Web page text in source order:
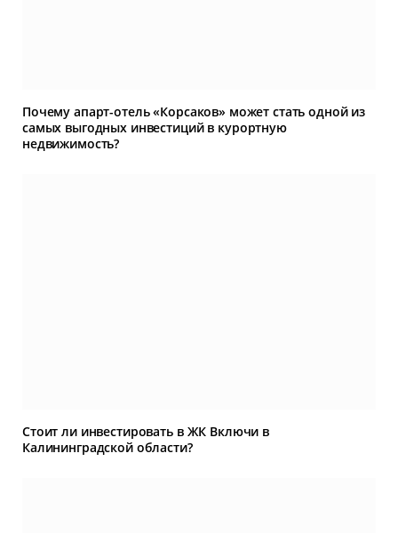
Почему апарт-отель «Корсаков» может стать одной из
самых выгодных инвестиций в курортную
недвижимость?
Стоит ли инвестировать в ЖК Включи в
Калининградской области?